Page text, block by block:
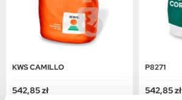
KWS CAMILLO
542,85 zł
P8271
542,85 zł